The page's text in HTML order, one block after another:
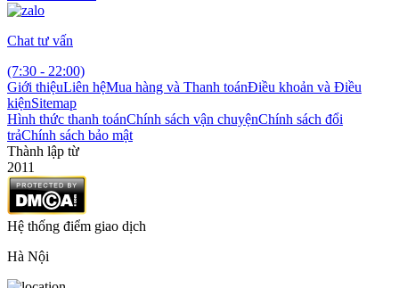
Chat tư vấn
(7:30 - 22:00)
Giới thiệuLiên hệMua hàng và Thanh toánĐiều khoản và Điều
kiệnSitemap
Hình thức thanh toánChính sách vận chuyệnChính sách đổi
trảChính sách bảo mật
Thành lập từ
2011
Hệ thống điểm giao dịch
Hà Nội